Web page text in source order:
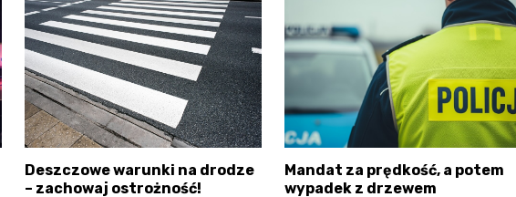
Deszczowe warunki na drodze
– zachowaj ostrożność!
Mandat za prędkość, a potem
wypadek z drzewem